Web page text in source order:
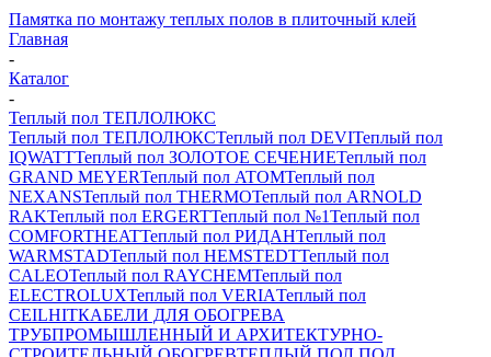
Памятка по монтажу теплых полов в плиточный клей
Главная
-
Каталог
-
Теплый пол ТЕПЛОЛЮКС
Теплый пол ТЕПЛОЛЮКСТеплый пол DEVIТеплый пол
IQWATTТеплый пол ЗОЛОТОЕ СЕЧЕНИЕТеплый пол
GRAND MEYERТеплый пол ATOMТеплый пол
NEXANSТеплый пол THERMOТеплый пол ARNOLD
RAKТеплый пол ERGERTТеплый пол №1Теплый пол
COMFORTHEATТеплый пол РИДАНТеплый пол
WARMSTADТеплый пол HEMSTEDTТеплый пол
CALEOТеплый пол RAYCHEMТеплый пол
ELECTROLUXТеплый пол VERIAТеплый пол
CEILHITКАБЕЛИ ДЛЯ ОБОГРЕВА
ТРУБПРОМЫШЛЕННЫЙ И АРХИТЕКТУРНО-